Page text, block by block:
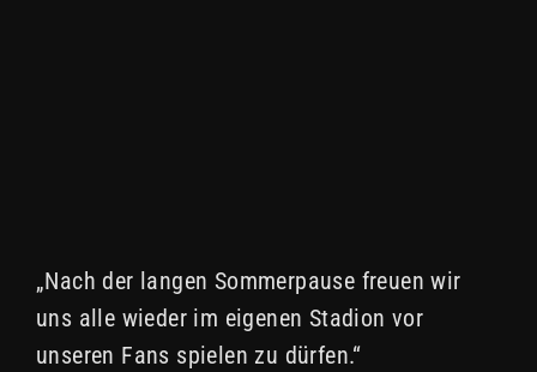
„Nach der langen Sommerpause freuen wir
uns alle wieder im eigenen Stadion vor
unseren Fans spielen zu dürfen.“